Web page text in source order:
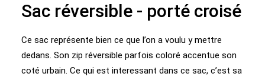
Sac réversible - porté croisé
Ce sac représente bien ce que l’on a voulu y mettre
dedans. Son zip réversible parfois coloré accentue son
coté urbain. Ce qui est interessant dans ce sac, c’est sa